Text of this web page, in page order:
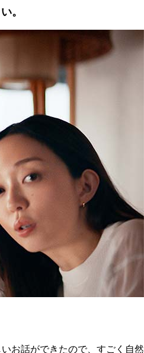
。
お話ができたので、すごく自然